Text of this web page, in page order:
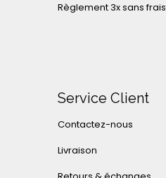
Règlement 3x sans frais
Service Client
Contactez-nous
Livraison